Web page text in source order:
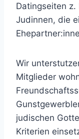
Datingseiten
Judinnen, die
Wir
Mitglieder
judischen
Kriterien